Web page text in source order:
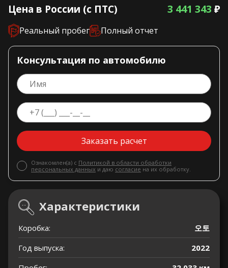
Цена в России (с ПТС)
3 441 343 ₽
Реальный пробег Полный отчет
Консультация по автомобилю
Заказать расчет
Ознакомлен(а) с Политикой в области обработки
персональных данных и даю согласие на их обработку.
Характеристики
Коробка:
오토
Год выпуска:
2022